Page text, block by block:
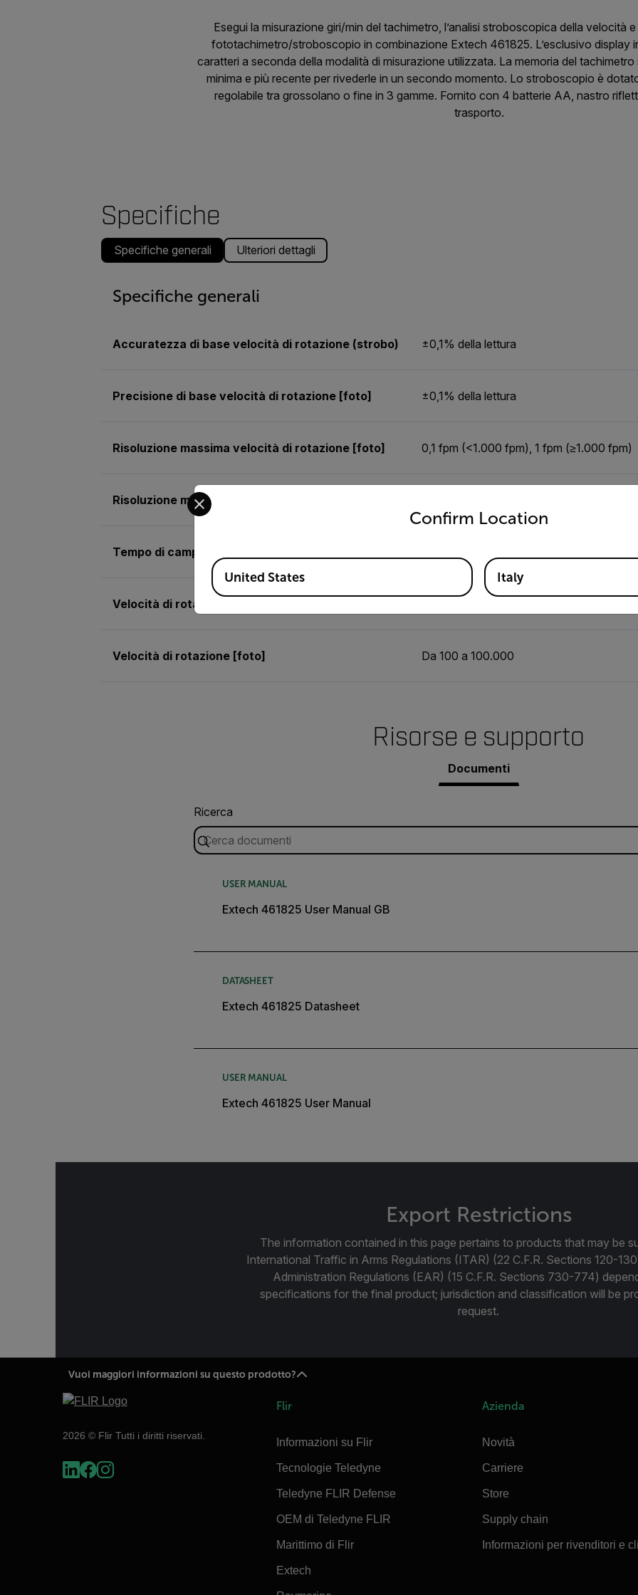
Esegui la misurazione giri/min del tachimetro, l’analisi stroboscopica della velocità
fototachimetro/stroboscopio in combinazione Extech 461825. L’esclusivo display
caratteri a seconda della modalità di misurazione utilizzata. La memoria del tachimetro
minima e più recente per rivederle in un secondo momento. Lo stroboscopio è
regolabile tra grossolano o fine in 3 gamme. Fornito con 4 batterie AA, nastro
trasporto.
Specifiche
Specifiche generali Ulteriori dettagli
Specifiche generali
Accuratezza di base velocità di rotazione (strobo) ±0,1% della lettura
Precisione di base velocità di rotazione [foto] ±0,1% della lettura
Risoluzione massima velocità di rotazione [foto] 0,1 fpm (<1.000 fpm), 1 fpm (≥1.000 fpm)
Risoluzione max velocità di rotazione (strobo)
Tempo di campionamento (foto)
Velocità di rotazione (strobo)
Velocità di rotazione [foto] Da 100 a 100.000
Risorse e supporto
Documenti
Ricerca
USER MANUAL
Extech 461825 User Manual GB
DATASHEET
Extech 461825 Datasheet
USER MANUAL
Extech 461825 User Manual
Export Restrictions
The information contained in this page pertains to products that may be
International Traffic in Arms Regulations (ITAR) (22 C.F.R. Sections 120-
Administration Regulations (EAR) (15 C.F.R. Sections 730-774)
specifications for the final product; jurisdiction and classification will be
request.
Vuoi maggiori informazioni su questo prodotto?
2026 © Flir Tutti i diritti riservati.
Flir
Informazioni su Flir
Tecnologie Teledyne
Teledyne FLIR Defense
OEM di Teledyne FLIR
Marittimo di Flir
Extech
Azienda
Novità
Carriere
Store
Supply chain
Informazioni per rivenditori e
Confirm Location
Select your preferred country and language from the options below to access the
Available Locations
United States Italy